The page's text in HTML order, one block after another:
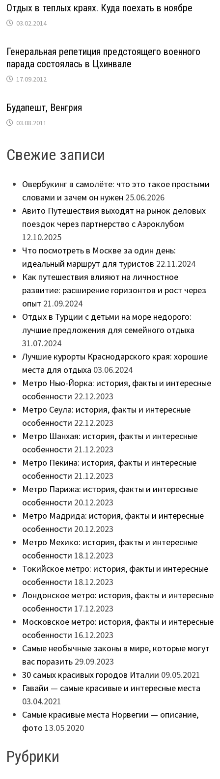
Отдых в теплых краях. Куда поехать в ноябре
03.02.2014
Генеральная репетиция предстоящего военного
парада состоялась в Цхинвале
17.09.2012
Будапешт, Венгрия
03.08.2011
Свежие записи
Овербукинг в самолёте: что это такое простыми
словами и зачем он нужен 25.06.2026
Авито Путешествия выходят на рынок деловых
поездок через партнерство с Аэроклубом
12.10.2025
Что посмотреть в Москве за один день:
идеальный маршрут для туристов 22.11.2024
Как путешествия влияют на личностное
развитие: расширение горизонтов и рост через
опыт 21.09.2024
Отдых в Турции с детьми на море недорого:
лучшие предложения для семейного отдыха
31.07.2024
Лучшие курорты Краснодарского края: хорошие
места для отдыха 03.06.2024
Метро Нью-Йорка: история, факты и интересные
особенности 22.12.2023
Метро Сеула: история, факты и интересные
особенности 22.12.2023
Метро Шанхая: история, факты и интересные
особенности 21.12.2023
Метро Пекина: история, факты и интересные
особенности 21.12.2023
Метро Парижа: история, факты и интересные
особенности 20.12.2023
Метро Мадрида: история, факты и интересные
особенности 20.12.2023
Метро Мехико: история, факты и интересные
особенности 18.12.2023
Токийское метро: история, факты и интересные
особенности 18.12.2023
Лондонское метро: история, факты и интересные
особенности 17.12.2023
Московское метро: история, факты и интересные
особенности 16.12.2023
Самые необычные законы в мире, которые могут
вас поразить 29.09.2023
30 самых красивых городов Италии 09.05.2021
Гавайи — самые красивые и интересные места
03.04.2021
Самые красивые места Норвегии — описание,
фото 13.05.2020
Рубрики